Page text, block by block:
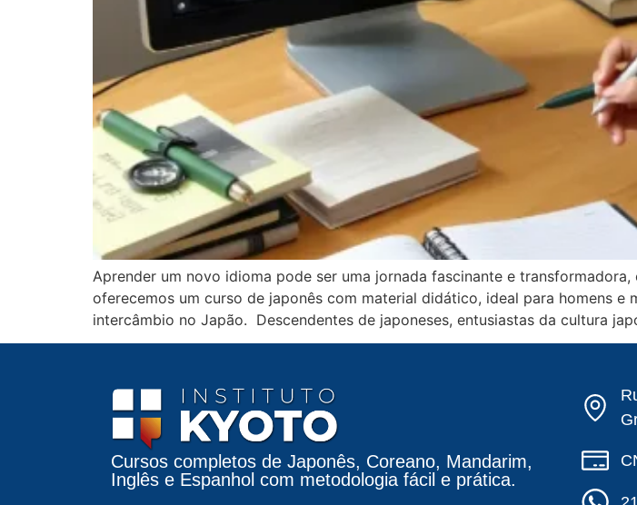
Aprender um novo idioma pode ser uma jornada fascinante e
oferecemos um curso de japonês com material didático, ideal para homens
intercâmbio no Japão. Descendentes de japoneses, entusiastas da cultura
Cursos completos de Japonês, Coreano, Mandarim,
Inglês e Espanhol com metodologia fácil e prática.